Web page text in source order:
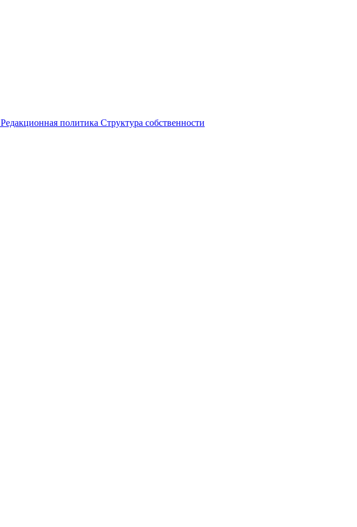
Редакционная политика Структура собственности